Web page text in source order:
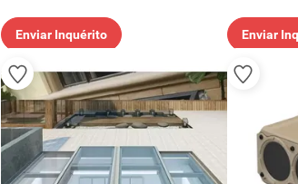
Enviar Inquérito Enviar